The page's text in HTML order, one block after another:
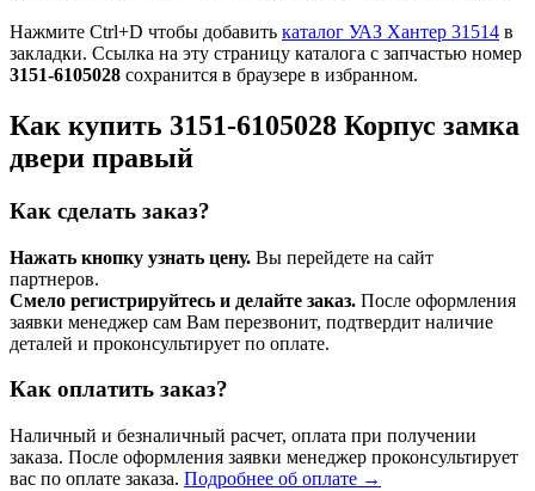
Нажмите Ctrl+D чтобы добавить каталог УАЗ Хантер 31514 в
закладки. Ссылка на эту страницу каталога с запчастью номер
3151-6105028 сохранится в браузере в избранном.
Как купить 3151-6105028 Корпус замка
двери правый
Как сделать заказ?
Нажать кнопку узнать цену. Вы перейдете на сайт
партнеров.
Смело регистрируйтесь и делайте заказ. После оформления
заявки менеджер сам Вам перезвонит, подтвердит наличие
деталей и проконсультирует по оплате.
Как оплатить заказ?
Наличный и безналичный расчет, оплата при получении
заказа. После оформления заявки менеджер проконсультирует
вас по оплате заказа. Подробнее об оплате →